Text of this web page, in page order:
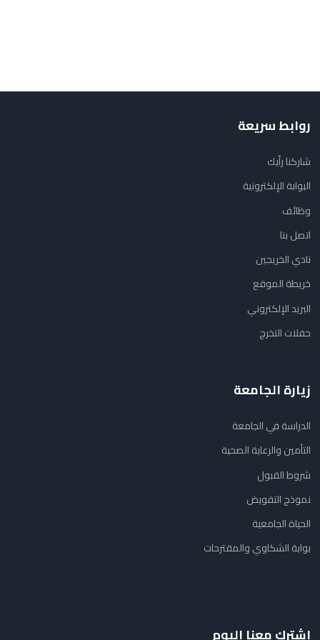
روابط سريعة
شاركنا رأيك
البوابة الإلكترونية
وظائف
اتصل بنا
نادي الخريجين
خريطة الموقع
البريد الإلكتروني
حفلات التخرج
زيارة الجامعة
الدراسة في الجامعة
التأمين والرعاية الصحية
شروط القبول
نموذج التفويض
الحياة الجامعية
بوابة الشكاوي والمقترحات
اشترك معنا اليوم